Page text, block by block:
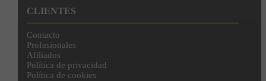
CLIENTES
Contacto
Profesionales
Afiliados
Política de privacidad
Política de cookies